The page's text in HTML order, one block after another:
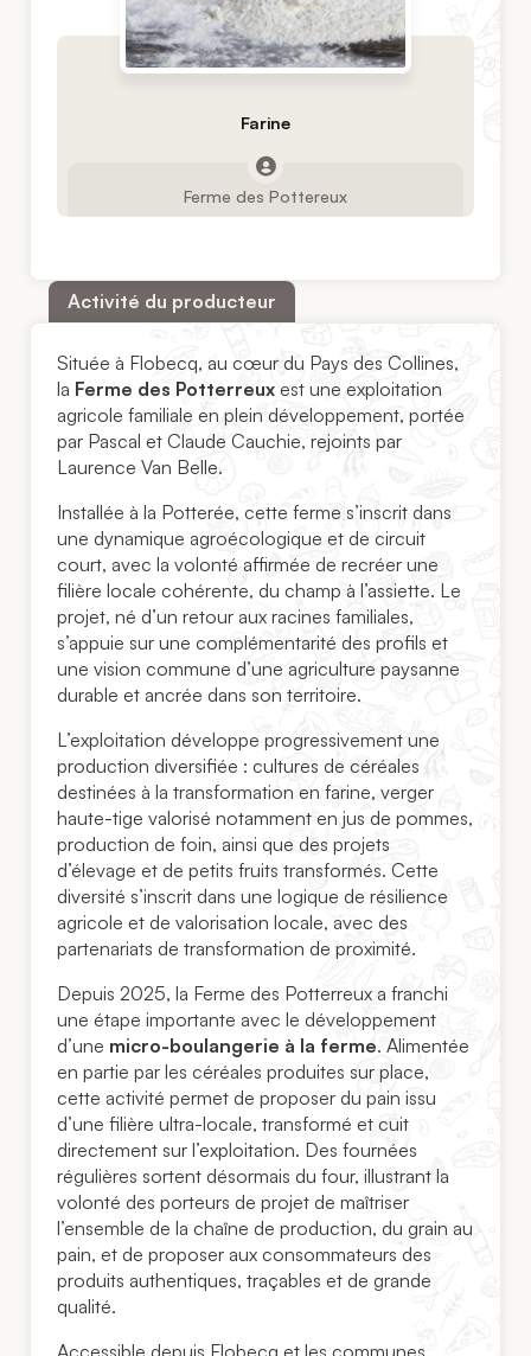
Farine
Ferme des Pottereux
Activité du producteur
Située à Flobecq, au cœur du Pays des Collines,
la Ferme des Potterreux est une exploitation
agricole familiale en plein développement, portée
par Pascal et Claude Cauchie, rejoints par
Laurence Van Belle.
Installée à la Potterée, cette ferme s’inscrit dans
une dynamique agroécologique et de circuit
court, avec la volonté affirmée de recréer une
filière locale cohérente, du champ à l’assiette. Le
projet, né d’un retour aux racines familiales,
s’appuie sur une complémentarité des profils et
une vision commune d’une agriculture paysanne
durable et ancrée dans son territoire.
L’exploitation développe progressivement une
production diversifiée : cultures de céréales
destinées à la transformation en farine, verger
haute-tige valorisé notamment en jus de pommes,
production de foin, ainsi que des projets
d’élevage et de petits fruits transformés. Cette
diversité s’inscrit dans une logique de résilience
agricole et de valorisation locale, avec des
partenariats de transformation de proximité.
Depuis 2025, la Ferme des Potterreux a franchi
une étape importante avec le développement
d’une micro-boulangerie à la ferme. Alimentée
en partie par les céréales produites sur place,
cette activité permet de proposer du pain issu
d’une filière ultra-locale, transformé et cuit
directement sur l’exploitation. Des fournées
régulières sortent désormais du four, illustrant la
volonté des porteurs de projet de maîtriser
l’ensemble de la chaîne de production, du grain au
pain, et de proposer aux consommateurs des
produits authentiques, traçables et de grande
qualité.